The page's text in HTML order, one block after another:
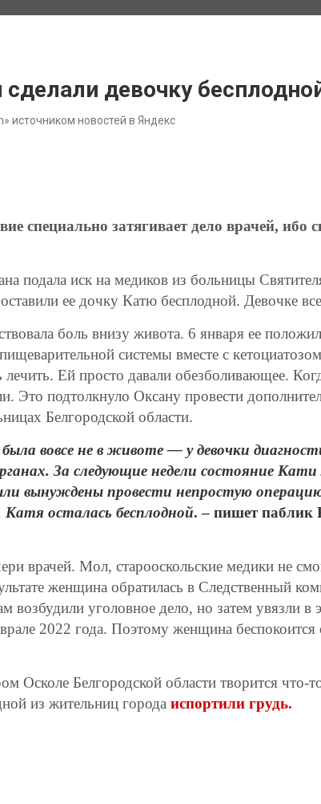
сделали девочку
источником новостей в Яндекс
специально затягивает дело врачей, ибо
подала иск на медиков из больницы
ее дочку Катю бесплодной. Девочке
боль внизу живота. 6 января ее
системы вместе с
Ей просто давали обезболивающее.
Это подтолкнуло Оксану провести
Белгородской области.
вовсе не в животе — у девочки
За следующие недели состояние
вынуждены провести непростую
осталась бесплодной. – пишет паблик
врачей. Мол, старооскольские медики не
женщина обратилась в Следственный
возбудили уголовное дело, но затем увязли в
2022 года. Поэтому женщина
Осколе Белгородской области творится что-
из жительниц города испортили грудь.